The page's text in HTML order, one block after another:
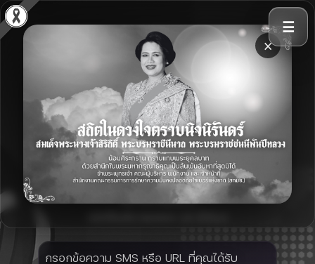
×
☰
Cyber Scammer Shield
ระบบตรวจสอบการหลอกลวงจากข้อความ SMS
อย่าให้มิจฉาชีพหลอกโดย
ง่าย
เช็ก ก่อน เชื่อ
ด้วยเทคโนโลยีที่ล้ำสมัย ตรวจสอบข้อความ SMS
อย่างชาญฉลาด
กรอกข้อความ SMS หรือ URL ที่คุณได้รับ